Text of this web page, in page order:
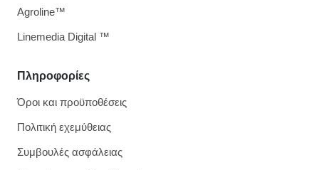
Πληροφορίες
Όροι και προϋποθέσεις
Πολιτική εχεμύθειας
Συμβουλές ασφάλειας
Agroline™
Linemedia Digital ™